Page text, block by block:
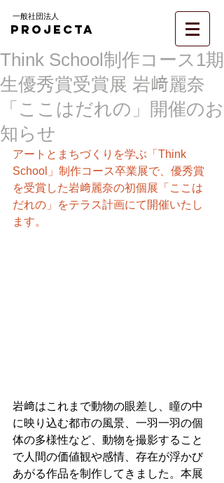
一般社団法人
PROJECTA
Think School制作コース1期
生優秀賞受賞展 岩﨑麗奈
「ここはだれの」開催のお
知らせ
アートとまちづくりを学ぶ「Think
School」制作コース卒業展で、優秀賞
を受賞した岩﨑麗奈の初個展「ここは
だれの」をテラス計画にて開催いたし
ます。
岩﨑はこれまで動物の眼差し、瞳の中
に映り込む都市の風景、一羽一羽の個
体の多様性など、動物を撮影すること
で人間の価値観や感情、存在が浮かび
あがる作品を制作してきました。本展